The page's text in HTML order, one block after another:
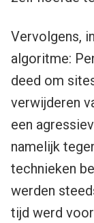
Vervolgens,
algoritme:
deed om
verwijderen
een
namelijk
technieken
werden
tijd werd